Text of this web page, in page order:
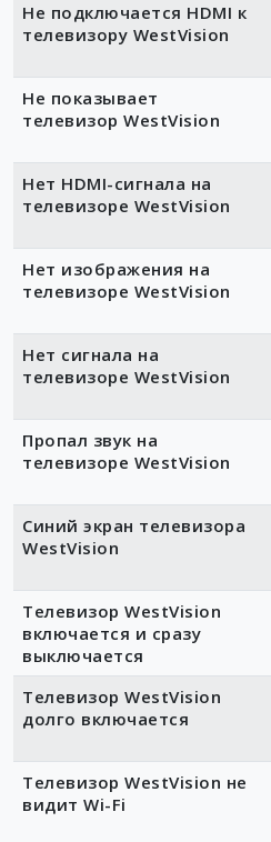
Не подключается HDMI к
телевизору WestVision
Не показывает
телевизор WestVision
Нет HDMI-сигнала на
телевизоре WestVision
Нет изображения на
телевизоре WestVision
Нет сигнала на
телевизоре WestVision
Пропал звук на
телевизоре WestVision
Синий экран телевизора
WestVision
Телевизор WestVision
включается и сразу
выключается
Телевизор WestVision
долго включается
Телевизор WestVision не
видит Wi-Fi